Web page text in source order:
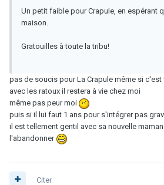
Un petit faible pour Crapule, en espérant
maison.
Gratouilles à toute la tribu!
pas de soucis pour La Crapule même si c'est
avec les ratoux il restera à vie chez moi
même pas peur moi
puis si il lui faut 1 ans pour s'intégrer pas
il est tellement gentil avec sa nouvelle
l'abandonner
Citer